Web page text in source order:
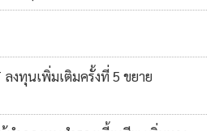
ลงทุนเพิ่มเติมครั้งที่ 5 ขยาย